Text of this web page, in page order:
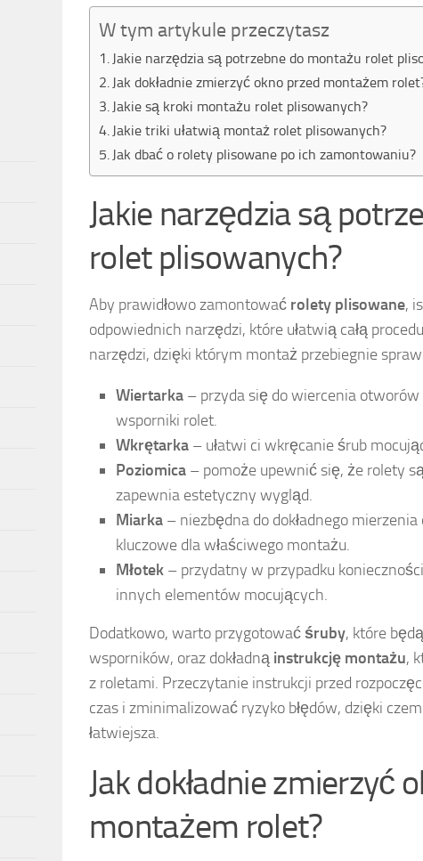
W tym artykule przeczytasz
Jakie narzędzia są potrzebne do montażu rolet
Jak dokładnie zmierzyć okno przed montażem
Jakie są kroki montażu rolet plisowanych?
Jakie triki ułatwią montaż rolet plisowanych?
Jak dbać o rolety plisowane po ich zamontowaniu?
Jakie narzędzia są
rolet plisowanych?
Aby prawidłowo zamontować rolety plisowane,
odpowiednich narzędzi, które ułatwią całą
narzędzi, dzięki którym montaż przebiegnie
Wiertarka – przyda się do wiercenia
wsporniki rolet.
Wkrętarka – ułatwi ci wkręcanie śrub
Poziomica – pomoże upewnić się, że rolety
zapewnia estetyczny wygląd.
Miarka – niezbędna do dokładnego
kluczowe dla właściwego montażu.
Młotek – przydatny w przypadku
innych elementów mocujących.
Dodatkowo, warto przygotować śruby, które
wsporników, oraz dokładną instrukcję montażu,
z roletami. Przeczytanie instrukcji przed
czas i zminimalizować ryzyko błędów, dzięki
łatwiejsza.
Jak dokładnie zmierzyć
montażem rolet?